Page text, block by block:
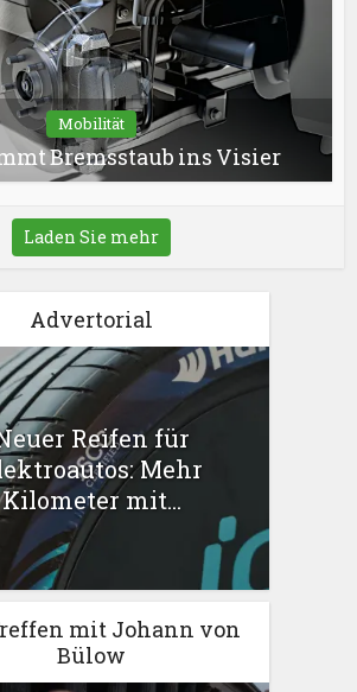
Mobilität
Bremsstaub ins Visier
Laden Sie mehr
Advertorial
Reifen für
Mehr
Kilometer mit...
mit Johann von
Bülow